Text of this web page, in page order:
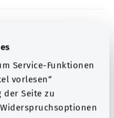
Service-Funktionen
vorlesen“
Seite zu
организацией Was